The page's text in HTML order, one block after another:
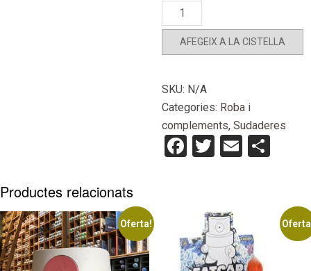
quantitat
de
Dessuadora
DronAttack
AFEGEIX A LA CISTELLA
SKU: N/A
Categories: Roba i
complements, Sudaderes
Facebook
Twitter
Email
Productes relacionats
Oferta!